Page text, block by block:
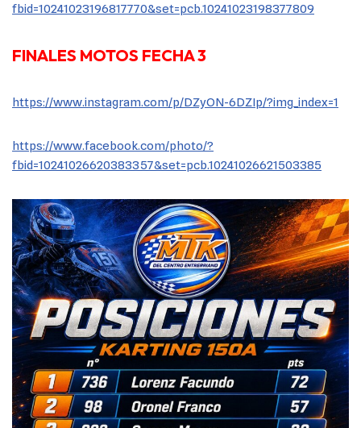
fbid=10241023196817770&set=pcb.10241023198377809
FINALES MOTOS FECHA 3
https://www.instagram.com/p/DZyON-6DZIp/?img_index=1
https://www.facebook.com/photo/?
fbid=10241026620383357&set=pcb.10241026621503385